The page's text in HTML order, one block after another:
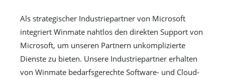
Als strategischer Industriepartner von Microsoft
integriert Winmate nahtlos den direkten Support von
Microsoft, um unseren Partnern unkomplizierte
Dienste zu bieten. Unsere Industriepartner erhalten
von Winmate bedarfsgerechte Software- und Cloud-